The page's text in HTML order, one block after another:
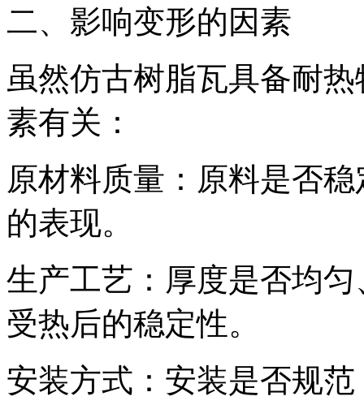
二、影响变形的因素
虽然仿古树脂瓦具备耐
素有关：
原材料质量：原料是否
的表现。
生产工艺：厚度是否均
受热后的稳定性。
安装方式：安装是否规